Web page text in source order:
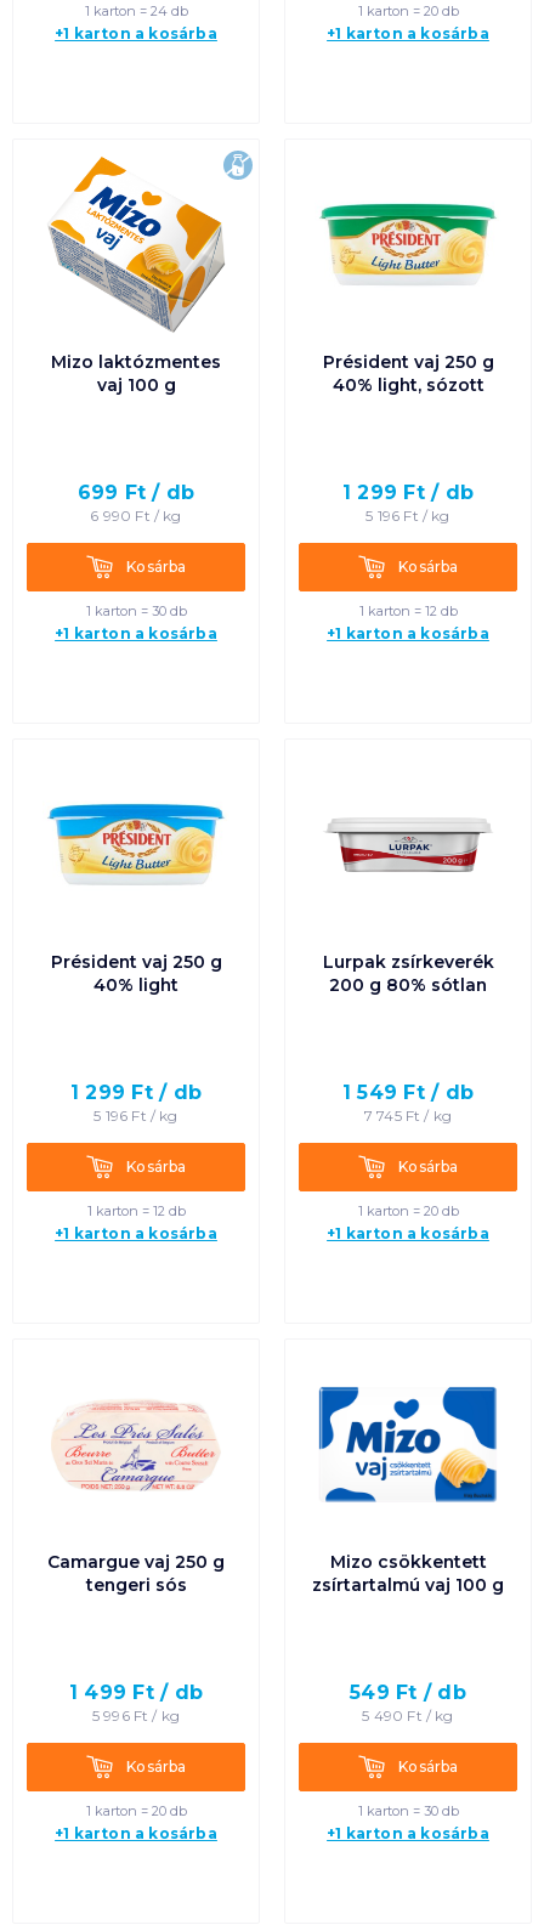
1 karton = 24 db
+1 karton a kosárba
1 karton = 20 db
+1 karton a kosárba
laktózmentes
Mizo laktózmentes
vaj 100 g
699 Ft / db
6 990 Ft / kg
KosárbaKosárba
1 karton = 30 db
+1 karton a kosárba
Président vaj 250 g
40% light, sózott
1 299 Ft / db
5 196 Ft / kg
KosárbaKosárba
1 karton = 12 db
+1 karton a kosárba
Président vaj 250 g
40% light
1 299 Ft / db
5 196 Ft / kg
KosárbaKosárba
1 karton = 12 db
+1 karton a kosárba
Lurpak zsírkeverék
200 g 80% sótlan
1 549 Ft / db
7 745Ft / kg
KosárbaKosárba
1 karton = 20 db
+1 karton a kosárba
Camargue vaj 250 g
tengeri sós
1 499 Ft / db
5 996Ft / kg
KosárbaKosárba
1 karton = 20 db
+1 karton a kosárba
Mizo csökkentett
zsírtartalmú vaj 100 g
549 Ft / db
5 490 Ft / kg
KosárbaKosárba
1 karton = 30 db
+1 karton a kosárba